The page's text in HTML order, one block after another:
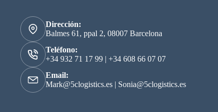
Dirección:
Balmes 61, ppal 2, 08007 Barcelona
Teléfono:
+34 932 71 17 99 | +34 608 66 07 07
Email:
Mark@5clogistics.es | Sonia@5clogistics.es